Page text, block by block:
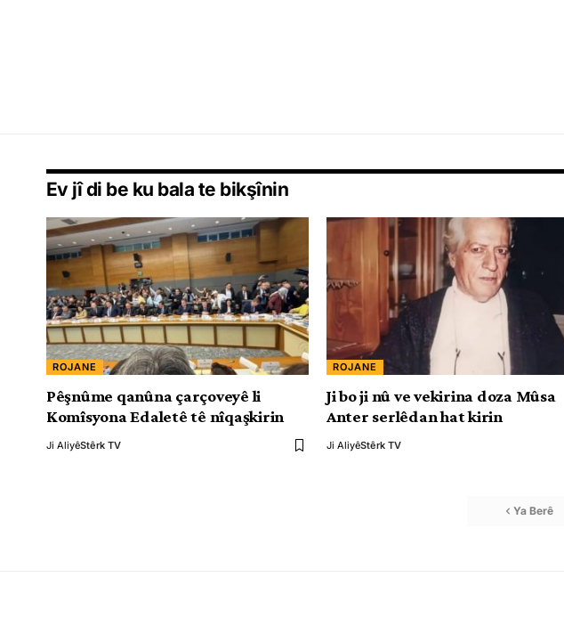
Ev jî di be ku bala te bikşînin
ROJANE
Pêşnûme qanûna çarçoveyê li
Komîsyona Edaletê tê nîqaşkirin
Ji AliyêStêrk TV
ROJANE
Ji bo ji nû ve vekirina doza Mûsa
Anter serlêdan hat kirin
Ji AliyêStêrk TV
Ya Berê